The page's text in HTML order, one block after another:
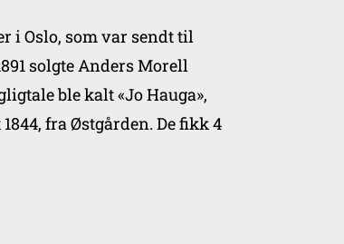
i Oslo, som var sendt til
solgte Anders Morell
ble kalt «Jo Hauga»,
fra Østgården. De fikk 4